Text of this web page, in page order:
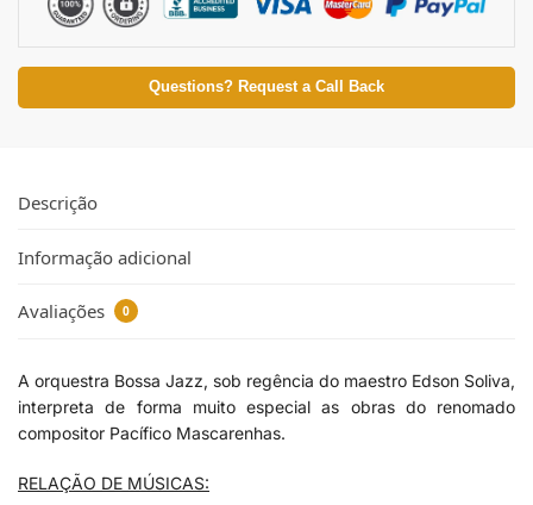
Questions? Request a Call Back
Descrição
Informação adicional
Avaliações 0
A orquestra Bossa Jazz, sob regência do maestro Edson Soliva,
interpreta de forma muito especial as obras do renomado
compositor Pacífico Mascarenhas.
RELAÇÃO DE MÚSICAS: